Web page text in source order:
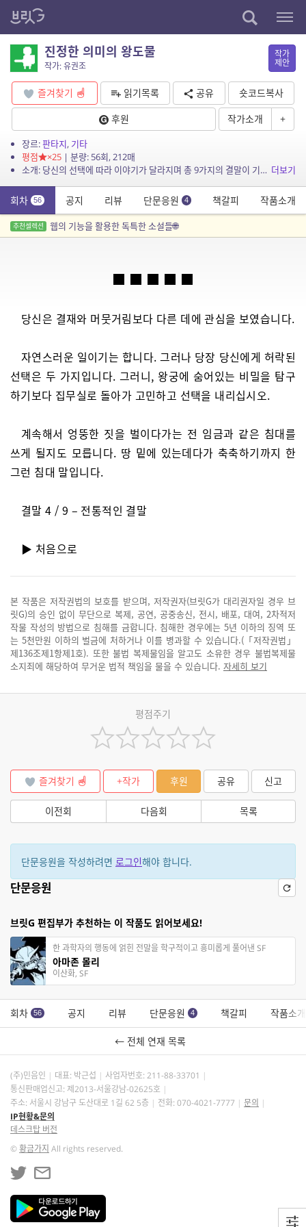
진정한 의미의 왕도물
작가: 유권조
작가
제안
즐겨찾기 읽기목록 공유
숏코드복사
후원
작가소개 +
장르:판타지, 기타
평점
×25| 분량: 56회, 212매
소개: 당신의 선택에 따라 이야기가 달라지며 총 9가지의 결말이 기다리고 있습니다. 이제 당신만의 이야기를 만들어 보세요. 더보기
회차 56 공지 리뷰 단문응원 4 책갈피 작품소개
추천셀렉션 웹의 기능을 활용한 독특한 소설들🌐
■ ■ ■ ■ ■
당신은 결재와 머뭇거림보다 다른 데에 관심을 보였습니다.
자연스러운 일이기는 합니다. 그러나 당장 당신에게 허락된
선택은 두 가지입니다. 그러니, 왕궁에 숨어있는 비밀을 탐구
하기보다 집무실로 돌아가 고민하고 선택을 내리십시오.
계속해서 엉뚱한 짓을 벌이다가는 전 임금과 같은 침대를
쓰게 될지도 모릅니다. 땅 밑에 있는데다가 축축하기까지 한
그런 침대 말입니다.
결말 4 / 9 – 전통적인 결말
▶ 처음으로
본 작품은 저작권법의 보호를 받으며, 저작권자(브릿G가 대리권자일 경우 브
릿G)의 승인 없이 무단으로 복제, 공연, 공중송신, 전시, 배포, 대여, 2차적저
작물 작성의 방법으로 침해를 금합니다. 침해한 경우에는 5년 이하의 징역 또
는 5천만원 이하의 벌금에 처하거나 이를 병과할 수 있습니다.(「저작권법」
제136조제1항제1호). 또한 불법 복제물임을 알고도 소유한 경우 불법복제물
소지죄에 해당하여 무거운 법적 책임을 물을 수 있습니다. 자세히 보기
평점주기
즐겨찾기 +작가 후원 공유 신고
이전회 다음회 목록
단문응원을 작성하려면 로그인해야 합니다.
단문응원
브릿G 편집부가 추천하는 이 작품도 읽어보세요!
한 과학자의 행동에 얽힌 전말을 학구적이고 흥미롭게 풀어낸 SF
아마존 몰리
이산화, SF
회차 56 공지 리뷰 단문응원 4 책갈피 작품소개
← 전체 연재 목록
(주)민음인 대표: 박근섭 사업자번호: 211-88-33701
통신판매업신고: 제2013-서울강남-02625호
주소: 서울시 강남구 도산대로 1길 62 5층
전화: 070-4021-7777
문의
IP현황&문의
데스크탑 버전
©황금가지 All rights reserved.